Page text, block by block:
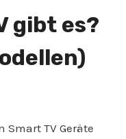
gibt es?
Smart TV Geräte